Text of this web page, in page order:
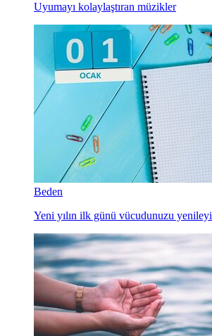
Uyumayı kolaylaştıran müzikler
Beden
Yeni yılın ilk günü vücudunuzu